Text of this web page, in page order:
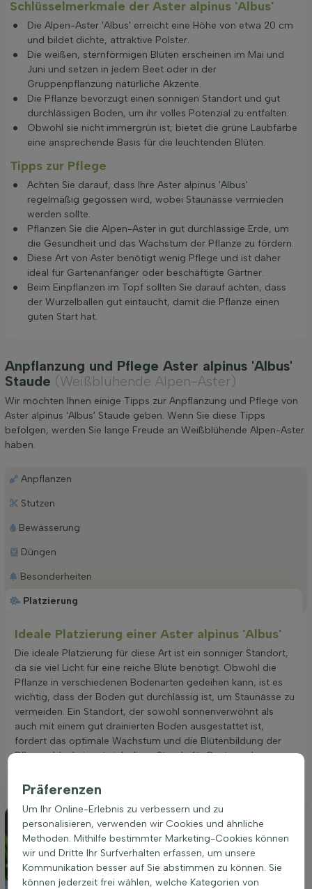
Schlüsselmerkmale der Aster alpinus 'Albus'
Die Alpen-Aster 'Albus' erreicht eine Höhe von etwa 20 cm
und bildet dichte, attraktive Polster.
Die weißen, sternförmigen Blüten erscheinen im Mai und
Juni und setzen in jedem Beet oder in der
Gruppenpflanzung natürliche Akzente.
Die Pflanze bevorzugt einen sonnigen Standort und gut
durchlässigen Boden, um ihr volles Potenzial zu entfalten.
Obwohl sie nicht immergrün ist, bietet die grüne Laubfarbe
eine ansprechende Basis für die leuchtenden Blüten.
Tipps zur Pflege
Achten Sie darauf, dass Ihre Aster alpinus 'Albus'
regelmäßig gegossen wird, wobei Staunässe vermieden
werden sollte.
Pflanzen Sie die Alpen-Aster in gut durchlässige Erde, um
die Gesundheit und das Wachstum der Pflanze zu fördern.
Diese Art von Aster benötigt wenig Pflege und ist daher
ideal für Gartenanfänger oder beschäftigte Gärtner.
Beim Einpflanzen im Topf sollten Sie darauf achten, dass
der Wurzelballen gut eintaucht, damit die Pflanze einen
guten Start hat.
Anpflanzung und Pflege Aster alpinus 'Albus'
Staude (Weißblühende Alpen-Aster)
Wir möchten Ihnen einige Tipps zur Anpflanzung und Pflege von
Aster alpinus 'Albus' Staude geben. Wenn Sie diese Tipps
befolgen, werden Sie lange Freude an Weißblühende Alpen-Aster
haben.
Platzierung
Anpflanzen
Stutzen
Bewässerung
Düngen
Besonderheiten
Ideale Platzierung einer Aster alpinus 'Albus'
Die ideale Platzierung für diese Art ist ein sonniger Standort,
da sie viel Licht für eine reiche Blüte benötigt. Obwohl die
Pflanze in verschiedenen Bodenarten gedeihen kann, ist es
wichtig, dass der Boden gut durchlässig ist, um Staunässe zu
vermeiden. Ein Standort, der sowohl sonnenverwöhnt als
auch mit einem gut drainierten Boden ausgestattet ist,
fördert das optimale Wachstum und die Blütenbildung der
Pflanze. Ideal eignet sich diese Staude für Beete und
im Frühsommer einen ansprechenden Akzent setzt.
Präferenzen
Um Ihr Online-Erlebnis zu verbessern und zu
personalisieren, verwenden wir Cookies und ähnliche
Methoden. Mithilfe bestimmter Marketing-Cookies können
wir und Dritte Ihr Surfverhalten erfassen, um unsere
Kommunikation besser auf Sie abstimmen zu können. Sie
können jederzeit frei wählen, welche Kategorien von